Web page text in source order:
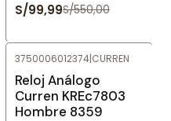
S/99,99S/550,00
3750006012374|CURREN
Reloj Análogo
Curren KREc7803
Hombre 8359